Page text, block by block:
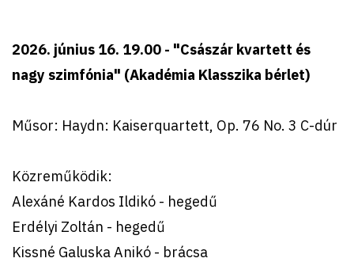
2026. június 16. 19.00 - "Császár kvartett és
nagy szimfónia" (Akadémia Klasszika bérlet)
Műsor: Haydn: Kaiserquartett, Op. 76 No. 3 C-dúr
Közreműködik:
Alexáné Kardos Ildikó - hegedű
Erdélyi Zoltán - hegedű
Kissné Galuska Anikó - brácsa